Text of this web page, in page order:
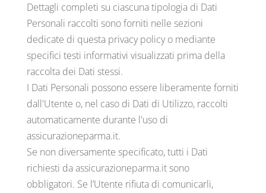
Dettagli completi su ciascuna tipologia di Dati
Personali raccolti sono forniti nelle sezioni
dedicate di questa privacy policy o mediante
specifici testi informativi visualizzati prima della
raccolta dei Dati stessi.
I Dati Personali possono essere liberamente forniti
dall'Utente o, nel caso di Dati di Utilizzo, raccolti
automaticamente durante l'uso di
assicurazioneparma.it.
Se non diversamente specificato, tutti i Dati
richiesti da assicurazioneparma.it sono
obbligatori. Se l’Utente rifiuta di comunicarli,